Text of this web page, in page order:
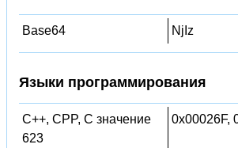
Base64 NjIz
Языки программирования
C++, CPP, C значение
623
0x00026F,